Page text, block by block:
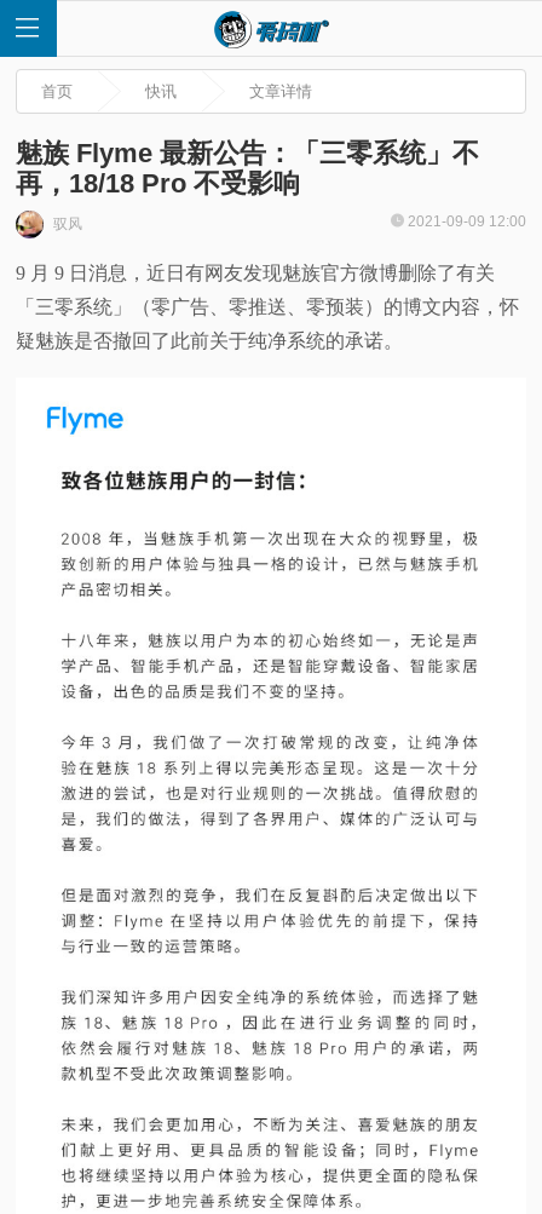
首
页
快
首页 快讯 文章详情
魅族 Flyme 最新公告：「三零系统」不
再，18/18 Pro 不受影响
驭风 2021-09-09 12:00
9 月 9 日消息，近日有网友发现魅族官方微博删除了有关
「三零系统」（零广告、零推送、零预装）的博文内容，怀
疑魅族是否撤回了此前关于纯净系统的承诺。